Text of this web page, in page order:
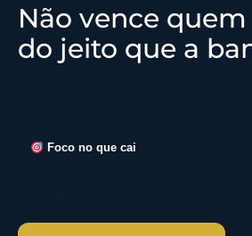
Não vence
do jeito que a
Foco no que cai